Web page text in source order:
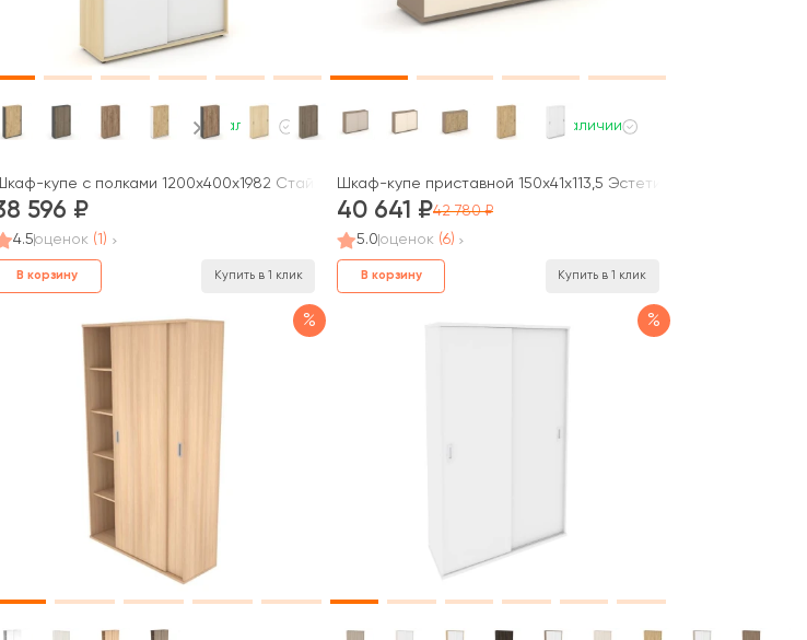
/ Style Project
В наличии
Шкаф-купе с полками 1200x400x1982 Стайл Проджект / Style Project
596
4.5оценок (1)
В корзину Купить в 1 клик
В наличии
Шкаф-купе приставной 150x41x113,5 Эстетика / Estetica
40 641
42 780
5.0 оценок (6)
В корзину Купить в 1 клик
% %